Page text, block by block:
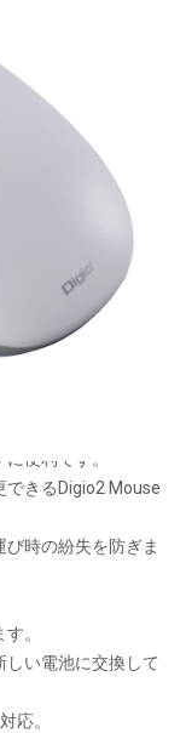
。
ン。
音タフスイッチを
便利です。
きるDigio2 Mouse
時の紛失を防ぎま
。
い電池に交換して
応。